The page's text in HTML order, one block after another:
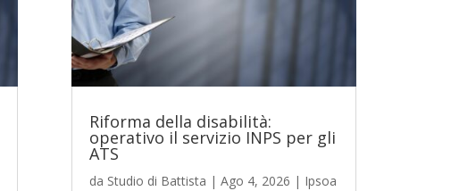
Riforma della disabilità:
operativo il servizio INPS per gli
ATS
da Studio di Battista | Ago 4, 2026 | Ipsoa